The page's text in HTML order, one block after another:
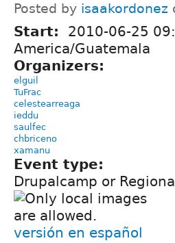
Posted by isaakordonez
Start: 2010-06-25
America/Guatemala
Organizers:
elguil
TuFrac
celestearreaga
ieddu
saulfec
chbriceno
xamanu
Event type:
Drupalcamp or
versión en español